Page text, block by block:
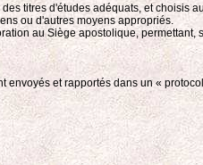
titres d'études adéquats, et choisis
ou d'autres moyens appropriés.
au Siège apostolique,
et rapportés dans un «